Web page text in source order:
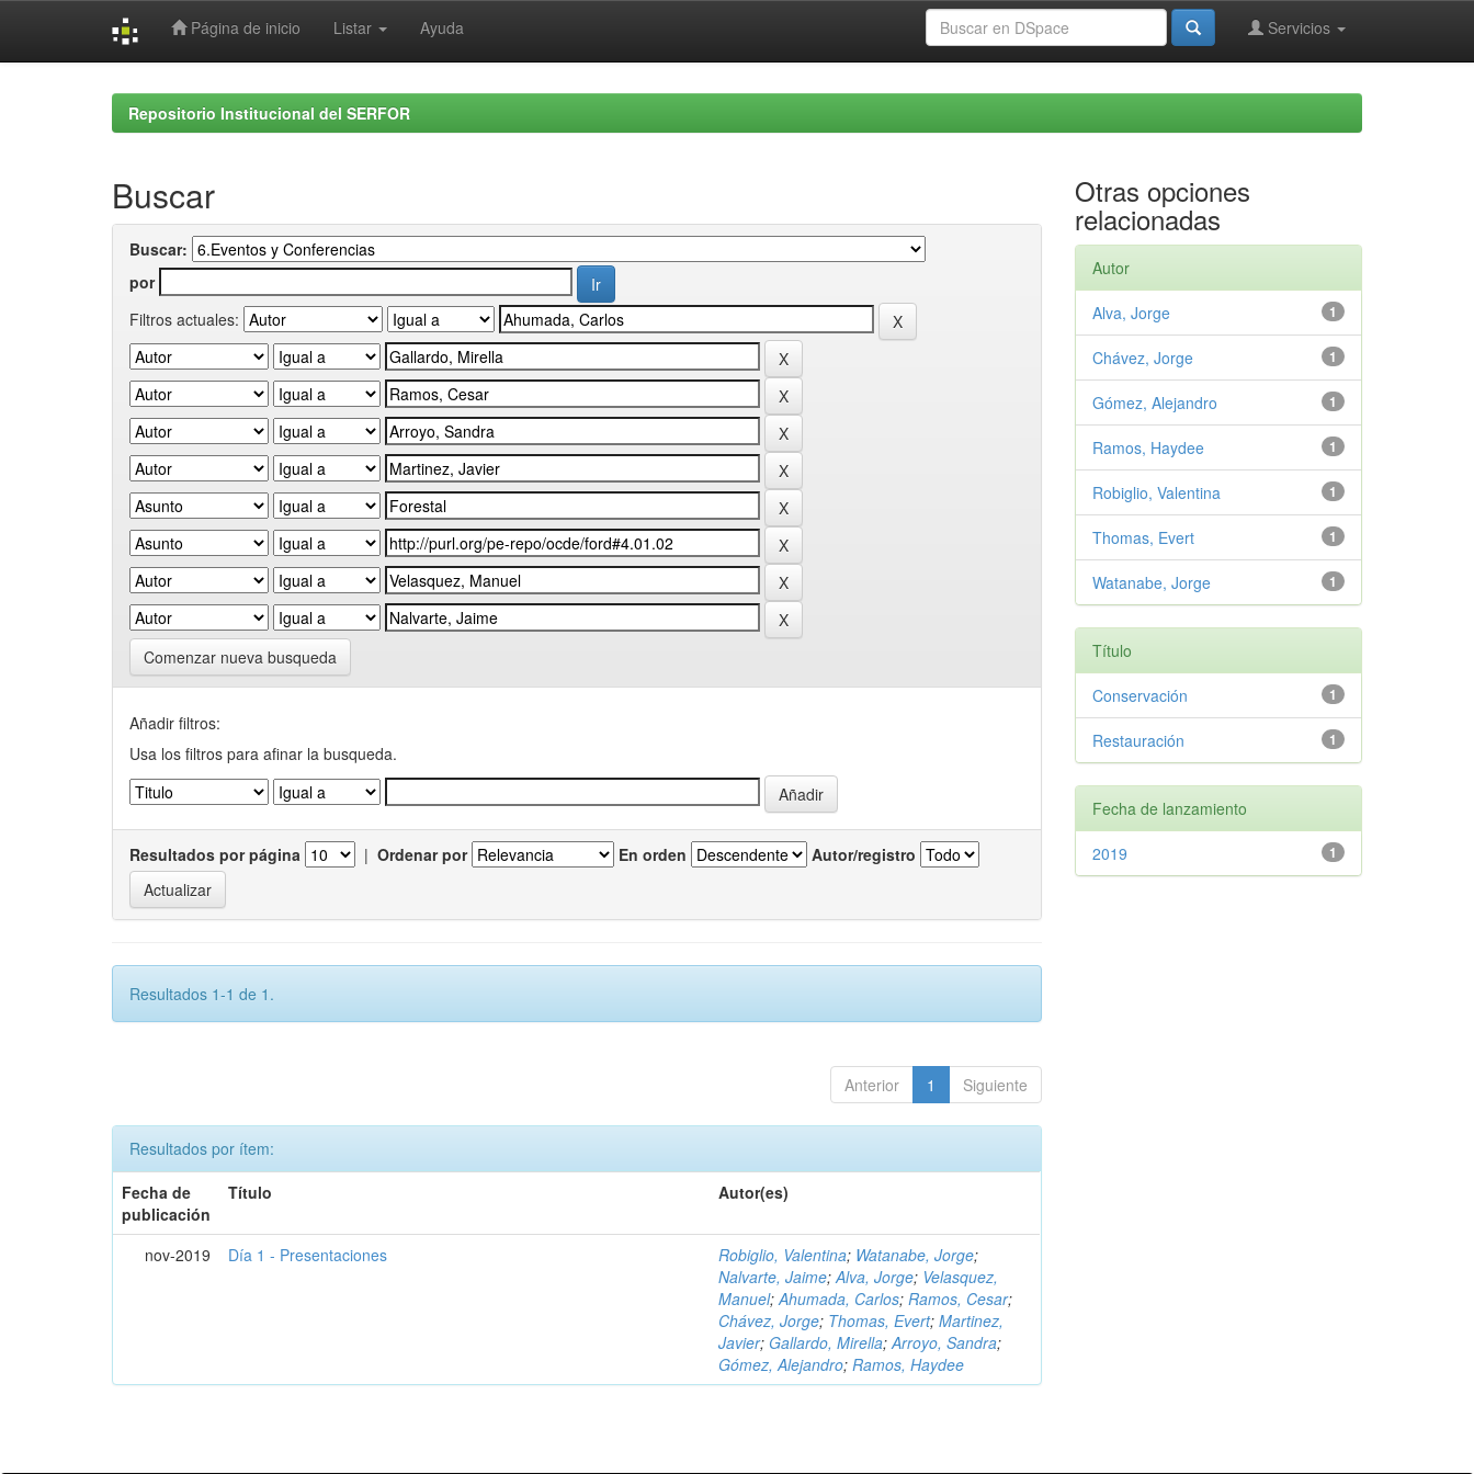
Página de inicio Listar Ayuda Servicios
Repositorio Institucional del SERFOR
Buscar
Buscar:
por
Filtros actuales:
Comenzar nueva busqueda
Añadir filtros:
Usa los filtros para afinar la busqueda.
Resultados por página | Ordenar por En orden Autor/registro
Resultados 1-1 de 1.
Anterior 1 Siguiente
Resultados por ítem:
Fecha de
publicación
Título Autor(es)
nov-2019 Día 1 - Presentaciones Robiglio, Valentina; Watanabe, Jorge;
Nalvarte, Jaime;Alva, Jorge; Velasquez,
Manuel;Ahumada, Carlos;Ramos, Cesar;
Chávez, Jorge; Thomas, Evert;Martinez,
Javier; Gallardo, Mirella;Arroyo, Sandra;
Gómez, Alejandro;Ramos, Haydee
Otras opciones
relacionadas
Autor
1
Alva, Jorge
1
Chávez, Jorge
1
Gómez, Alejandro
1
Ramos, Haydee
1
Robiglio, Valentina
1
Thomas, Evert
1
Watanabe, Jorge
Título
1
Conservación
1
Restauración
Fecha de lanzamiento
1
2019